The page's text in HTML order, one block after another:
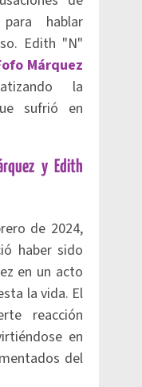
hablar
Edith "N"
Márquez
la
sufrió en
y Edith
de 2024,
haber sido
en un acto
la vida. El
reacción
en
del